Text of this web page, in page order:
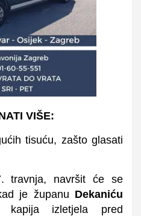
VIŠE:
tisuću, zašto glasati
travnja, navršit će se
je županu Dekaniću
kapija izletjela pred